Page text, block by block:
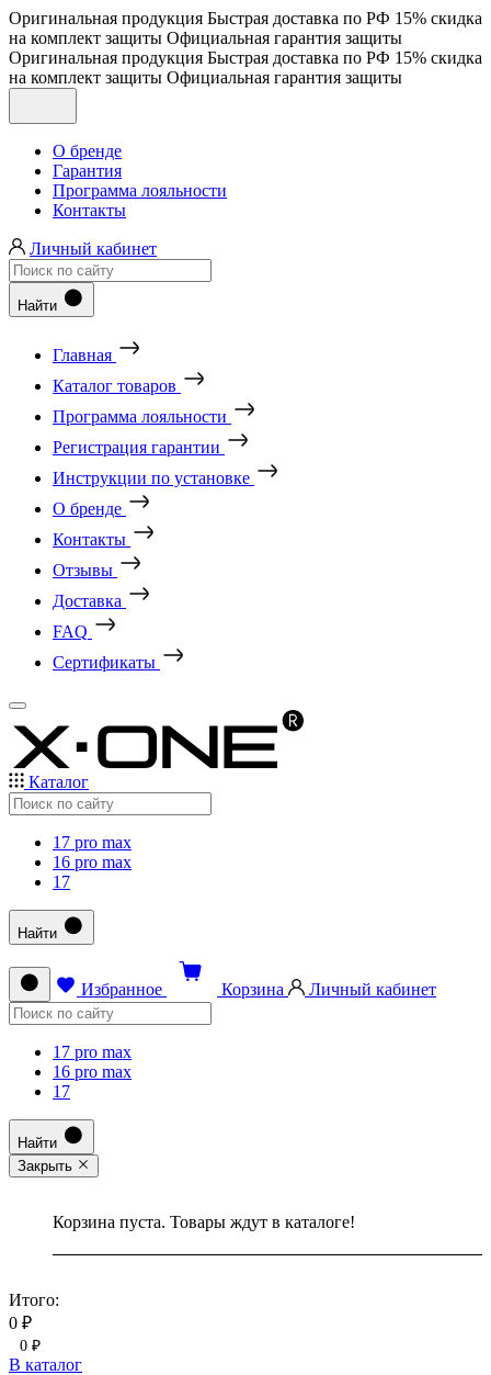
Оригинальная продукция Быстрая доставка по РФ 15% скидка
на комплект защиты Официальная гарантия защиты
Оригинальная продукция Быстрая доставка по РФ 15% скидка
на комплект защиты Официальная гарантия защиты
О бренде
Гарантия
Программа лояльности
Контакты
Личный кабинет
Найти
Главная
Каталог товаров
Программа лояльности
Регистрация гарантии
Инструкции по установке
О бренде
Контакты
Отзывы
Доставка
FAQ
Сертификаты
Каталог
17 pro max
16 pro max
17
Найти
Избранное Корзина Личный кабинет
17 pro max
16 pro max
17
Найти
Закрыть
Корзина пуста. Товары ждут в каталоге!
Итого:
0 ₽
0 ₽
В каталог